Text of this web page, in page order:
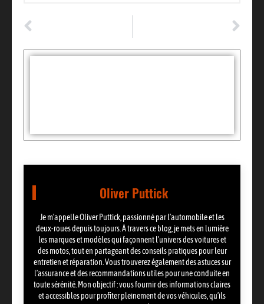
Oliver Puttick
Je m’appelle Oliver Puttick, passionné par l’automobile et les
deux-roues depuis toujours. À travers ce blog, je mets en lumière
les marques et modèles qui façonnent l’univers des voitures et
des motos, tout en partageant des conseils pratiques pour leur
entretien et réparation. Vous trouverez également des astuces sur
l’assurance et des recommandations utiles pour une conduite en
toute sérénité. Mon objectif : vous fournir des informations claires
et accessibles pour profiter pleinement de vos véhicules, qu’ils